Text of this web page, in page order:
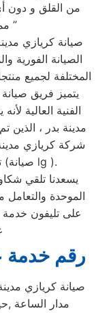
من القلق و دون
مميزة من البداية إلى النهاية ”
صيانة كريازي
الصيانة الفورية
المختلفة لجميع
يتميز فريق صيانة
الفنية العالية
مدينة بدر ،
شركة كريازي
تقديمها لحضراتكم وبأمر مباشر من (صيانة lg ).
يسعدنا تلقي
الموحدة والتعامل
على تليفون
رقم خدمة
صيانة كريازي
مدار الساعة